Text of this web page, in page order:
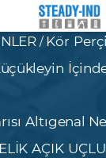
/ Kör
Altıgenal
AÇIK